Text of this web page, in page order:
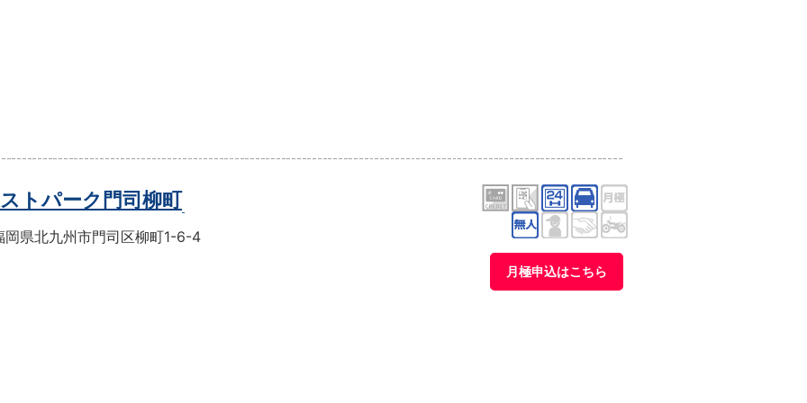
トパーク門司柳町
岡県北九州市門司区柳町1-6-4
月極申込はこちら